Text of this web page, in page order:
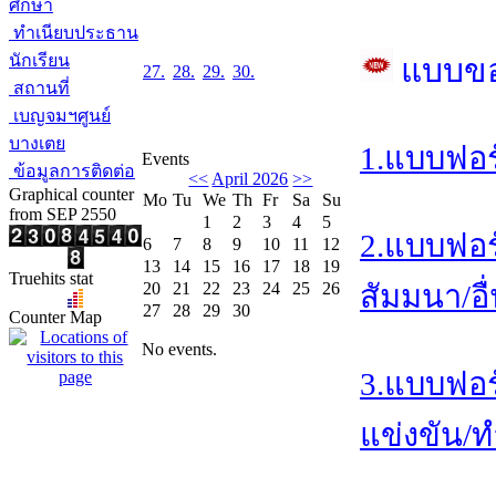
ศึกษา
ทำเนียบประธาน
นักเรียน
สถานที่
เบญจมฯศูนย์
บางเตย
ข้อมูลการติดต่อ
Graphical counter
from SEP 2550
Truehits stat
Counter Map
27. 28. 29. 30.
Events
<< April 2026 >>
Mo Tu We Th Fr Sa
Su
1
2 3 4
5
6
7 8 9 10 11
12
13
14 15 16 17 18
19
20
21 22 23 24 25
26
27
28 29 30
No events.
แบบข
1.แบบฟ
2.แบบฟ
สัมมนา/
3.แบบฟอ
แข่งขัน/